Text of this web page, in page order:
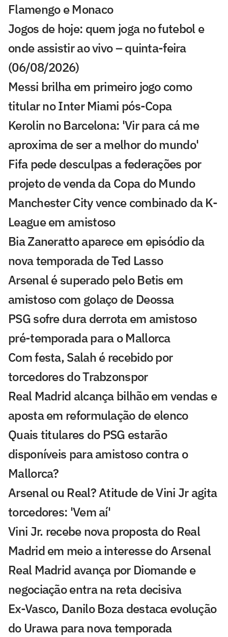
Flamengo e Monaco
Jogos de hoje: quem joga no futebol e
onde assistir ao vivo – quinta-feira
(06/08/2026)
Messi brilha em primeiro jogo como
titular no Inter Miami pós-Copa
Kerolin no Barcelona: 'Vir para cá me
aproxima de ser a melhor do mundo'
Fifa pede desculpas a federações por
projeto de venda da Copa do Mundo
Manchester City vence combinado da K-
League em amistoso
Bia Zaneratto aparece em episódio da
nova temporada de Ted Lasso
Arsenal é superado pelo Betis em
amistoso com golaço de Deossa
PSG sofre dura derrota em amistoso
pré-temporada para o Mallorca
Com festa, Salah é recebido por
torcedores do Trabzonspor
Real Madrid alcança bilhão em vendas e
aposta em reformulação de elenco
Quais titulares do PSG estarão
disponíveis para amistoso contra o
Mallorca?
Arsenal ou Real? Atitude de Vini Jr agita
torcedores: 'Vem aí'
Vini Jr. recebe nova proposta do Real
Madrid em meio a interesse do Arsenal
Real Madrid avança por Diomande e
negociação entra na reta decisiva
Ex-Vasco, Danilo Boza destaca evolução
do Urawa para nova temporada